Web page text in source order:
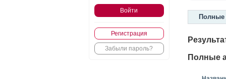
Регистрация
Забыли пароль?
Полные
Полные